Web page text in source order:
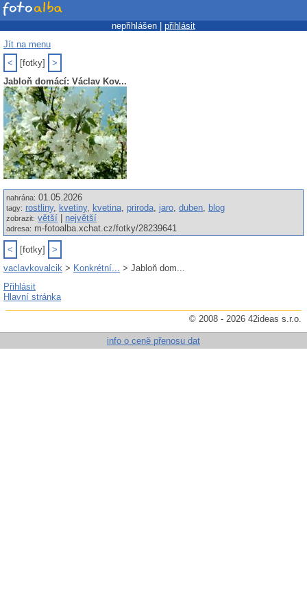
nepřihlášen | přihlásit
Jít na menu
<
[fotky]
>
Jabloň domácí: Václav Kov...
nahrána: 01.05.2026
tagy: rostliny, kvetiny, kvetina, priroda, jaro, duben, blog
zobrazit: větší největší
adresa: m-fotoalba.xchat.cz/fotky/28239641
< [fotky]
>
vaclavkovalcik > Konkrétní... > Jabloň dom...
Přihlásit
Hlavní stránka
© 2008 - 2026 42ideas s.r.o.
info o ceně přenosu dat